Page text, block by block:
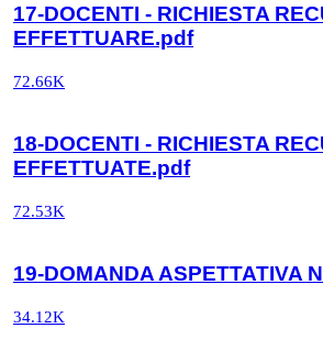
17-DOCENTI - RICHIESTA
EFFETTUARE.pdf
72.66K
18-DOCENTI - RICHIESTA
EFFETTUATE.pdf
72.53K
19-DOMANDA ASPETTATIVA
34.12K